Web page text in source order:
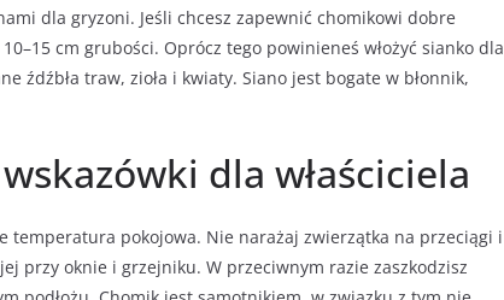
dla gryzoni. Jeśli chcesz zapewnić chomikowi dobre
cm grubości. Oprócz tego powinieneś włożyć sianko dla
źdźbła traw, zioła i kwiaty. Siano jest bogate w błonnik,
dla właściciela
temperatura pokojowa. Nie narażaj zwierzątka na przeciągi i
przy oknie i grzejniku. W przeciwnym razie zaszkodzisz